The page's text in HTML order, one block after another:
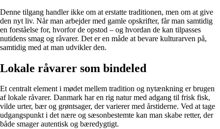
Denne tilgang handler ikke om at erstatte traditionen, men om at give
den nyt liv. Når man arbejder med gamle opskrifter, får man samtidig
en forståelse for, hvorfor de opstod – og hvordan de kan tilpasses
nutidens smag og råvarer. Det er en måde at bevare kulturarven på,
samtidig med at man udvikler den.
Lokale råvarer som bindeled
Et centralt element i mødet mellem tradition og nytænkning er brugen
af lokale råvarer. Danmark har en rig natur med adgang til frisk fisk,
vilde urter, bær og grøntsager, der varierer med årstiderne. Ved at tage
udgangspunkt i det nære og sæsonbestemte kan man skabe retter, der
både smager autentisk og bæredygtigt.